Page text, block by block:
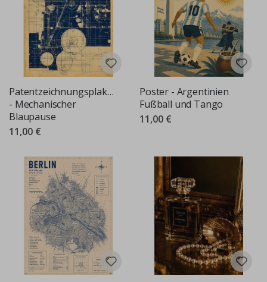
Patentzeichnungsplakat
- Mechanischer
Blaupause
11,00 €
Poster - Argentinien
Fußball und Tango
11,00 €